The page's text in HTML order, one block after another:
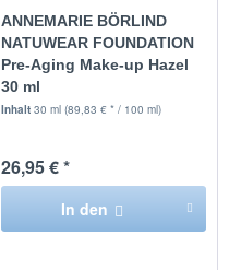
ANNEMARIE BÖRLIND
NATUWEAR FOUNDATION
Pre-Aging Make-up Hazel
30 ml
Inhalt30 ml(89,83 € * / 100 ml)
26,95 € *
In den